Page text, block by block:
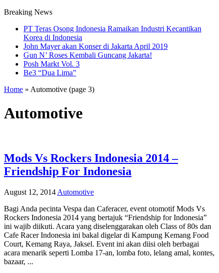
Breaking News
PT Teras Osong Indonesia Ramaikan Industri Kecantikan
Korea di Indonesia
John Mayer akan Konser di Jakarta April 2019
Gun N’ Roses Kembali Guncang Jakarta!
Posh Markt Vol. 3
Be3 “Dua Lima”
Home » Automotive (page 3)
Automotive
Mods Vs Rockers Indonesia 2014 –
Friendship For Indonesia
August 12, 2014 Automotive
Bagi Anda pecinta Vespa dan Caferacer, event otomotif Mods Vs
Rockers Indonesia 2014 yang bertajuk “Friendship for Indonesia”
ini wajib diikuti. Acara yang diselenggarakan oleh Class of 80s dan
Cafe Racer Indonesia ini bakal digelar di Kampung Kemang Food
Court, Kemang Raya, Jaksel. Event ini akan diisi oleh berbagai
acara menarik seperti Lomba 17-an, lomba foto, lelang amal, kontes,
bazaar, ...